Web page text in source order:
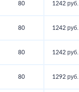
80 1242 руб.
80 1242 руб.
80 1242 руб.
80 1292 руб.